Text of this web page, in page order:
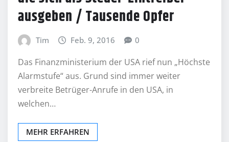
ausgeben / Tausende Opfer
Tim Feb. 9, 2016 0
Das Finanzministerium der USA rief nun „Höchste
Alarmstufe“ aus. Grund sind immer weiter
verbreite Betrüger-Anrufe in den USA, in
welchen…
MEHR ERFAHREN